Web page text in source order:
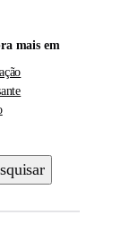
mais em